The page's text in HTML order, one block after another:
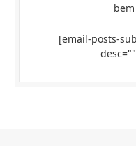
[email-posts-